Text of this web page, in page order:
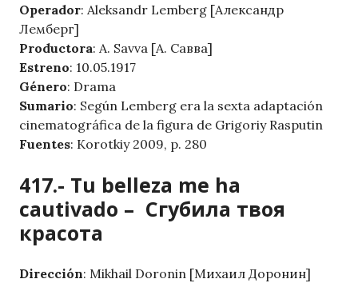
Operador: Aleksandr Lemberg [Александр
Лемберг]
Productora: A. Savva [А. Савва]
Estreno: 10.05.1917
Género: Drama
Sumario: Según Lemberg era la sexta adaptación
cinematográfica de la figura de Grigoriy Rasputin
Fuentes: Korotkiy 2009, p. 280
417.- Tu belleza me ha
cautivado – Сгубила твоя
красота
Dirección: Mikhail Doronin [Михаил Доронин]